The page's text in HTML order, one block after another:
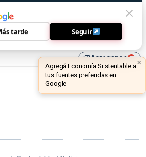
library_addAgreganos
tarde Seguir